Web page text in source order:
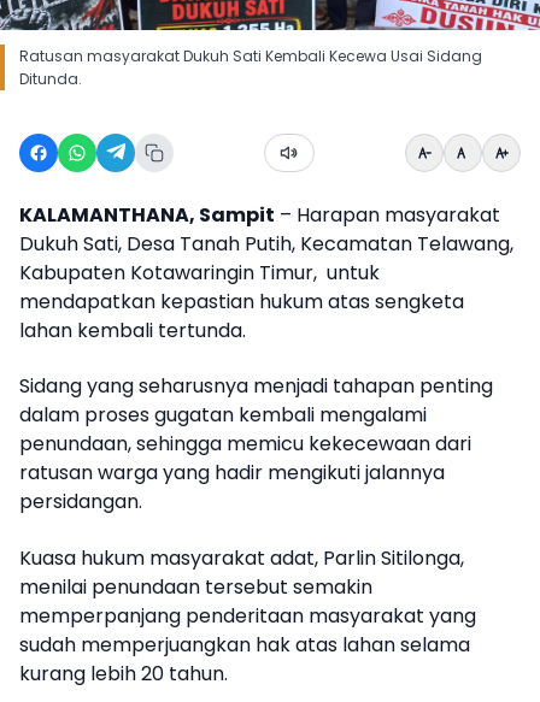
Ratusan masyarakat Dukuh Sati Kembali Kecewa Usai Sidang
Ditunda.
KALAMANTHANA, Sampit – Harapan masyarakat
Dukuh Sati, Desa Tanah Putih, Kecamatan Telawang,
Kabupaten Kotawaringin Timur, untuk
mendapatkan kepastian hukum atas sengketa
lahan kembali tertunda.
Sidang yang seharusnya menjadi tahapan penting
dalam proses gugatan kembali mengalami
penundaan, sehingga memicu kekecewaan dari
ratusan warga yang hadir mengikuti jalannya
persidangan.
Kuasa hukum masyarakat adat, Parlin Sitilonga,
menilai penundaan tersebut semakin
memperpanjang penderitaan masyarakat yang
sudah memperjuangkan hak atas lahan selama
kurang lebih 20 tahun.